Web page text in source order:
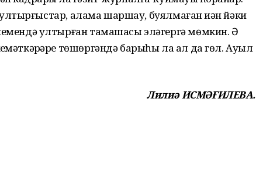
алама шаршау, буялмаған иҙән йәки
ултырған тамашасы эләгергә мөмкин. Ә
төшөргәндә барыһы ла ал да гөл. Ауыл
Лилиә ИСМӘҒИЛЕВА.